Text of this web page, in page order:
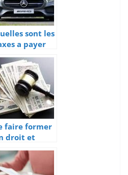
sont les
a payer
importer
vehicule de
?
faire former
droit et
lutter
le